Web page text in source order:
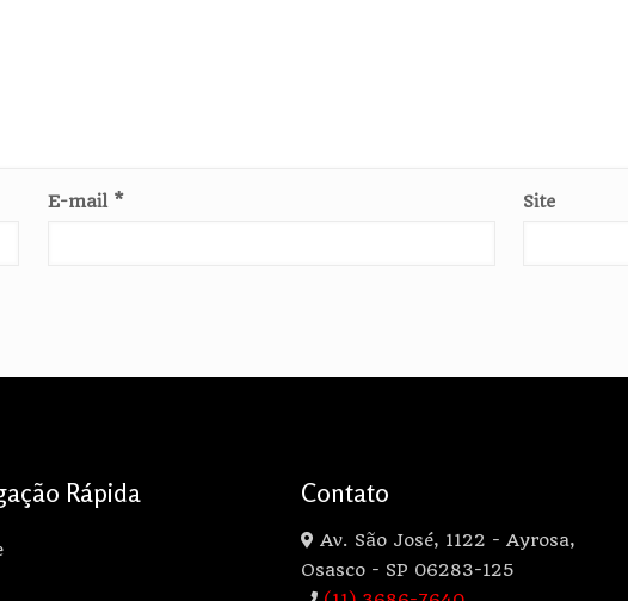
E-mail * Site
Rápida Contato
Av. São José, 1122 - Ayrosa,
Osasco - SP 06283-125